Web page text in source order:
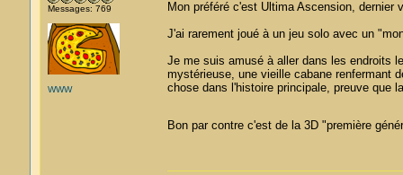
Messages: 769
WWW
Mon préféré c'est Ultima Ascension, dernier
J'ai rarement joué à un jeu solo avec un
Je me suis amusé à aller dans les endroits
mystérieuse, une vieille cabane renfermant
chose dans l'histoire principale, preuve que
Bon par contre c'est de la 3D "première